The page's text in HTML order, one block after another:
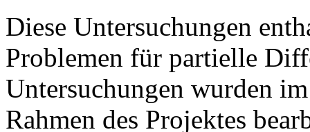
Diese Untersuchungen
Problemen für partielle
Untersuchungen wurden
Rahmen des Projektes